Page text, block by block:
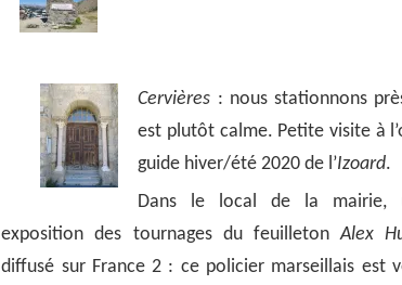
Cervières : nous stationnons
est plutôt calme. Petite visite à
guide hiver/été 2020 de l’Izoard.
Dans le local de la mairie,
exposition des tournages du feuilletonAlex
diffusé sur France 2 : ce policier marseillais est